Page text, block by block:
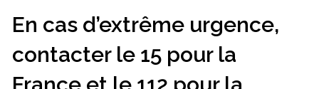
En cas d’extrême urgence,
contacter le 15 pour la